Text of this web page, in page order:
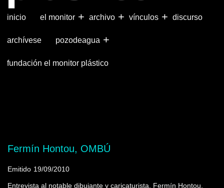
inicio +
el monitor +
archivo +
vínculos discurso
archívese +
pozodeagua
fundación el monitor plástico
Fermín Hontou, OMBÚ
Emitido 19/09/2010
Entrevista al notable dibujante y caricaturista, Fermín Hontou,